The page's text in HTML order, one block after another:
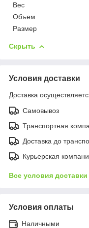
Вес
Объем
Размер
Скрыть
Условия доставки
Доставка
Самовывоз
Транспортная
Доставка до
Курьерская
Все условия доставки
Условия оплаты
Наличными